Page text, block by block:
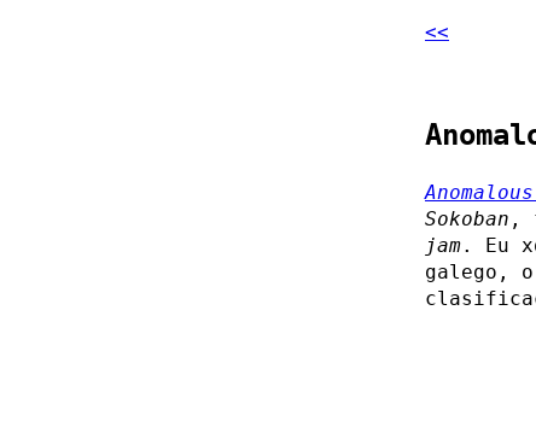
<<
Sokoban ,
jam. Eu
galego,